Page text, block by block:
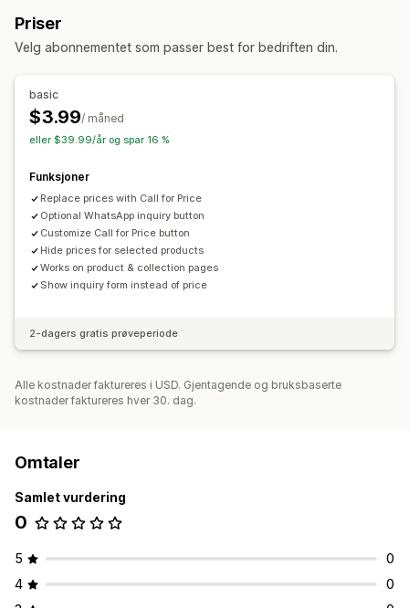
Priser
Velg abonnementet som passer best for bedriften din.
basic
$3.99/ måned
eller $39.99/år og spar 16 %
Funksjoner
Replace prices with Call for Price
Optional WhatsApp inquiry button
Customize Call for Price button
Hide prices for selected products
Works on product & collection pages
Show inquiry form instead of price
2-dagers gratis prøveperiode
Alle kostnader faktureres i USD. Gjentagende og bruksbaserte
kostnader faktureres hver 30. dag.
Omtaler
Samlet vurdering
0
5
0
4
0